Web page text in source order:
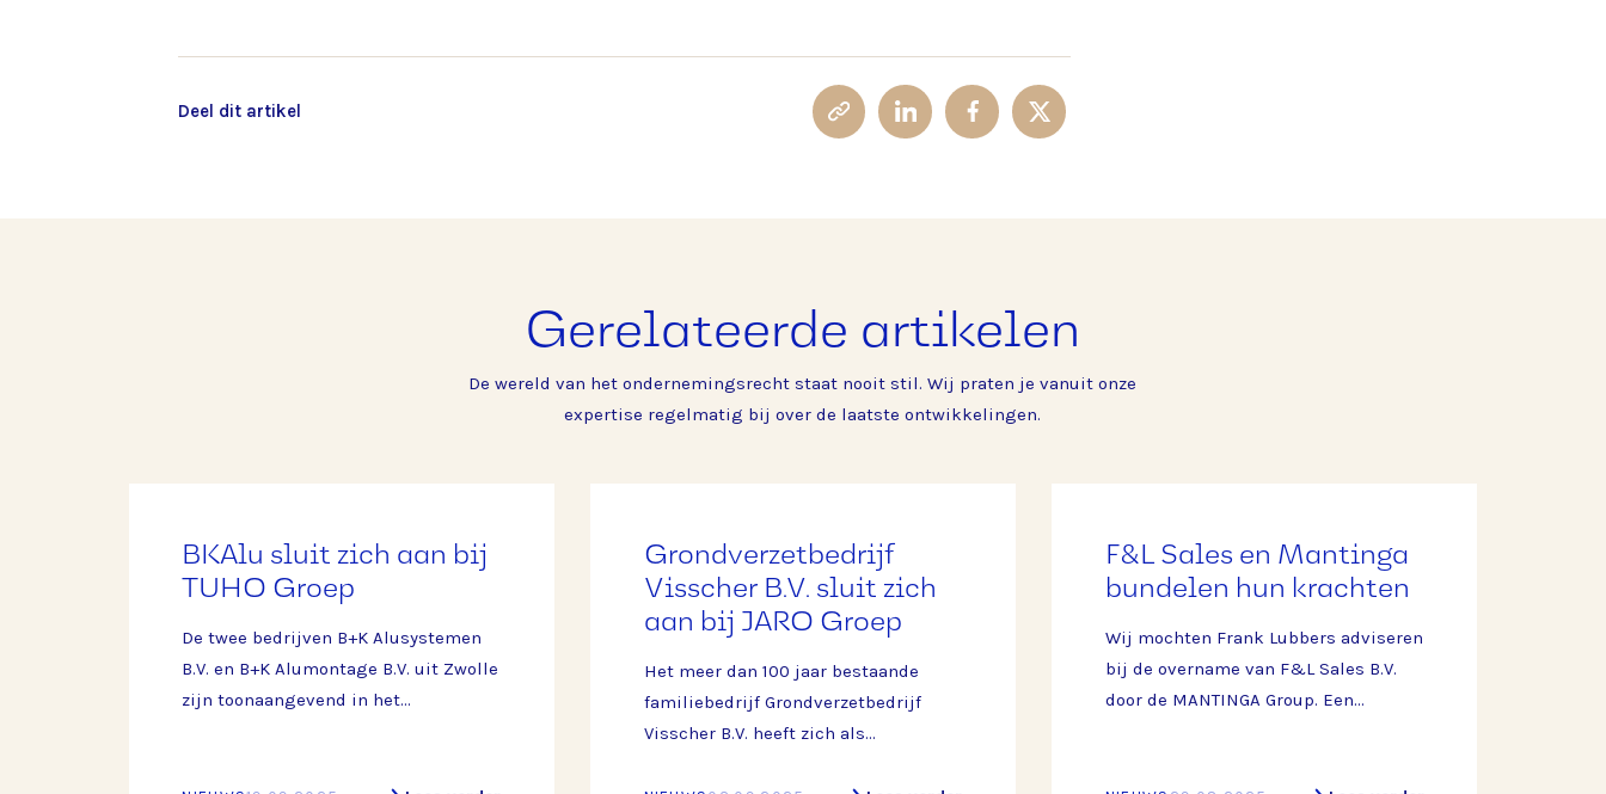
Deel dit artikel
Gerelateerde artikelen
De wereld van het ondernemingsrecht staat nooit stil. Wij praten je vanuit onze
expertise regelmatig bij over de laatste ontwikkelingen.
BKAlu sluit zich aan bij
TUHO Groep
De twee bedrijven B+K Alusystemen
B.V. en B+K Alumontage B.V. uit Zwolle
zijn toonaangevend in het
Grondverzetbedrijf
Visscher B.V. sluit zich
aan bij JARO Groep
Het meer dan 100 jaar bestaande
familiebedrijf Grondverzetbedrijf
Visscher B.V. heeft zich als
F&L Sales en Mantinga
bundelen hun krachten
Wij mochten Frank Lubbers adviseren
bij de overname van F&L Sales B.V.
door de MANTINGA Group. Een